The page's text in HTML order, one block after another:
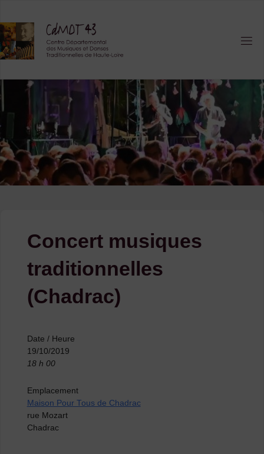
content
Concert musiques
traditionnelles
(Chadrac)
Date / Heure
19/10/2019
18 h 00
Emplacement
Maison Pour Tous de Chadrac
rue Mozart
Chadrac